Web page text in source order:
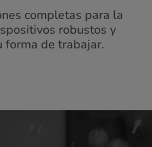
completas para la
robustos y
forma de trabajar.